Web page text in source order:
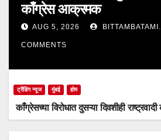
काँग्रेस आक्रमक
AUG 5, 2026
COMMENTS
ट्रेंडिंग न्यूज मुंबई होम
काँग्रेसच्या विरोधात दुसऱ्या दिवशीही